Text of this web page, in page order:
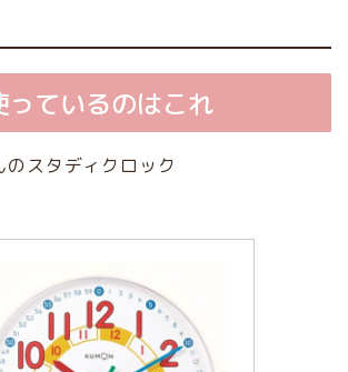
っているのはこれ
のスタディクロック